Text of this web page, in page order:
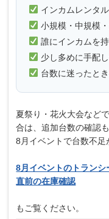
インカムレンタ
小規模・中規模
誰にインカムを
少し多めに手配
台数に迷ったと
夏祭り・花火大会など
合は、追加台数の確認も
8月イベントで台数不足
8月イベントのトランシ
直前の在庫確認
もご覧ください。